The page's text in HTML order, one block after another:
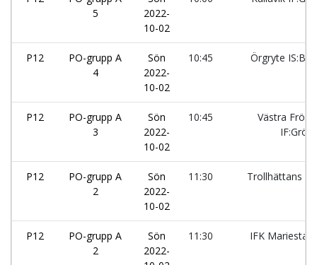
5
2022-
10-02
P12
PO-grupp A
4
Sön
2022-
10-02
10:45 Örgryte IS:Blå
P12
PO-grupp A
3
Sön
2022-
10-02
10:45
Västra
IF:Grön
P12
PO-grupp A
2
Sön
2022-
10-02
11:30 Trollhättans IF
P12
PO-grupp A
2
Sön
2022-
11:30 IFK Mariestad